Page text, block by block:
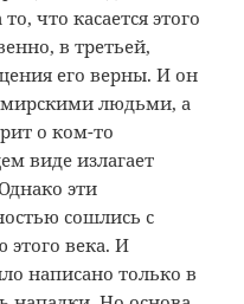
что касается этого
в третьей,
его верны. И он
мирскими людьми, а
о ком-то
виде излагает
эти
сошлись с
века. И
написано только в